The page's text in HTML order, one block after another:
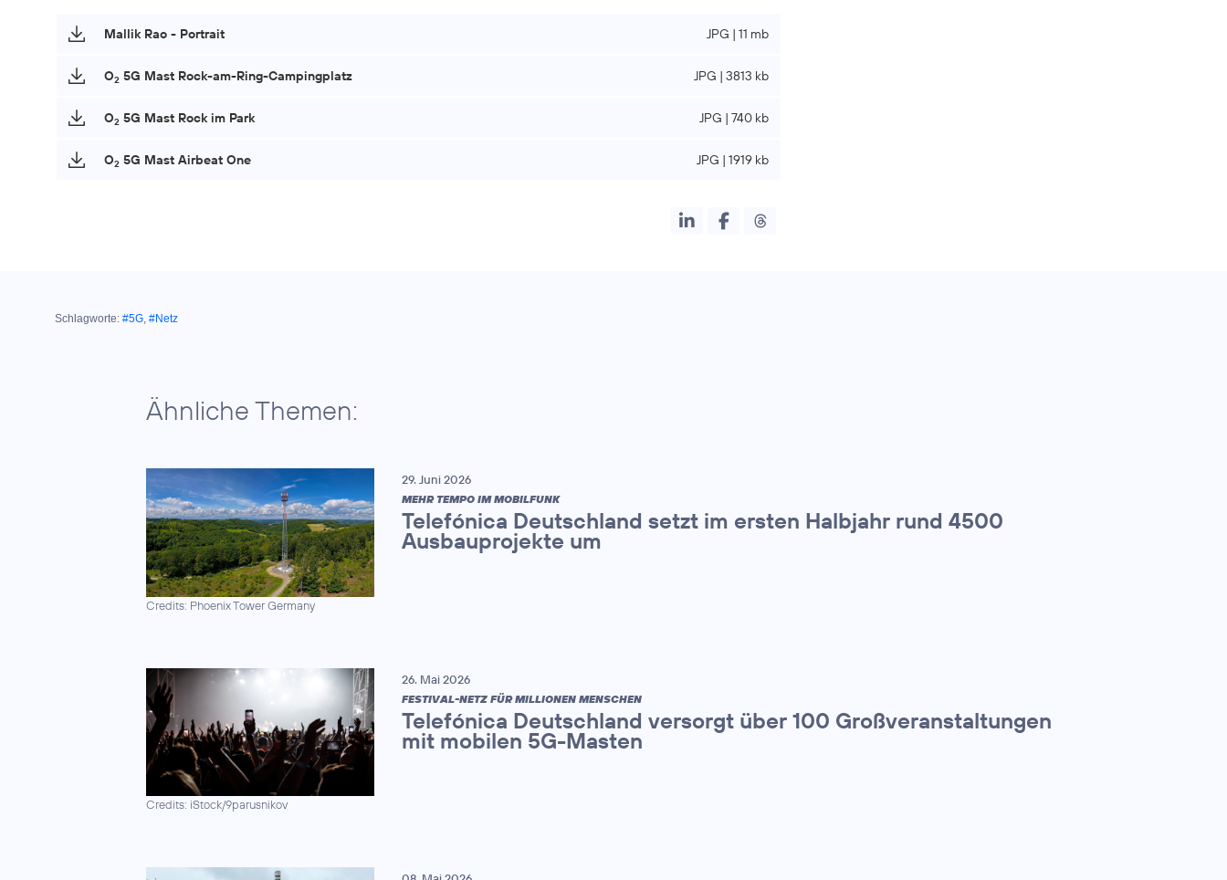
Mallik Rao - Portrait JPG | 11 mb
O2 5G Mast Rock-am-Ring-Campingplatz JPG | 3813 kb
O2 5G Mast Rock im Park JPG | 740 kb
O2 5G Mast Airbeat One JPG | 1919 kb
Schlagworte: #5G, #Netz
Ähnliche Themen:
Credits: Phoenix Tower Germany
29. Juni 2026
MEHR TEMPO IM MOBILFUNK
Telefónica Deutschland setzt im ersten Halbjahr rund 4500
Ausbauprojekte um
Credits: iStock/9parusnikov
26. Mai 2026
FESTIVAL-NETZ FÜR MILLIONEN MENSCHEN
Telefónica Deutschland versorgt über 100 Großveranstaltungen
mit mobilen 5G-Masten